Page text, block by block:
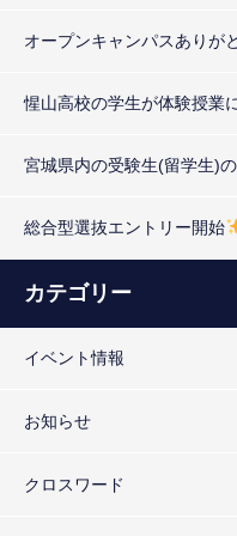
オープンキャンパスありが
惺山高校の学生が体験授業
宮城県内の受験生(留学生)
総合型選抜エントリー開始
カテゴリー
イベント情報
お知らせ
クロスワード